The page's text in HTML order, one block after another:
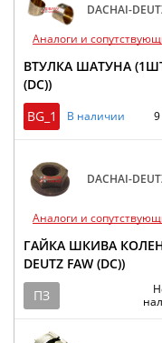
DACHAI-
Аналоги и
ВТУЛКА ШАТУНА (1ШТ)
(DC))
BG_1
В наличии
DACHAI-
Аналоги и
ГАЙКА ШКИВА
DEUTZ FAW (DC))
ПЗ